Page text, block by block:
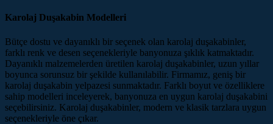
Karolaj Duşakabin Modelleri
Bütçe dostu ve dayanıklı bir seçenek olan karolaj duşakabinler,
farklı renk ve desen seçenekleriyle banyonuza şıklık katmaktadır.
Dayanıklı malzemelerden üretilen karolaj duşakabinler, uzun yıllar
boyunca sorunsuz bir şekilde kullanılabilir. Firmamız, geniş bir
karolaj duşakabin yelpazesi sunmaktadır. Farklı boyut ve özelliklere
sahip modelleri inceleyerek, banyonuza en uygun karolaj duşakabini
seçebilirsiniz. Karolaj duşakabinler, modern ve klasik tarzlara uygun
seçenekleriyle öne çıkar.